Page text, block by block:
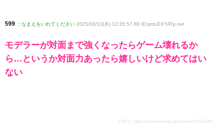
599 : なまえをいれてください 2025/03/13(木) 12:35:57.80 ID:pmLEXYATp.net
モデラーが対面まで強くなったらゲーム壊れるか
ら…というか対面力あったら嬉しいけど求めてはい
ない
引用元： https://2ch.sc/test/read.cgi/famicom/1741231307/